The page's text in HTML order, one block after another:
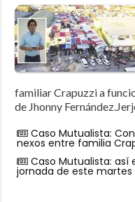
familiar Crapuzzi a
de Jhonny
Caso Mutualista:
nexos entre familia
Caso Mutualista: así
jornada de este martes